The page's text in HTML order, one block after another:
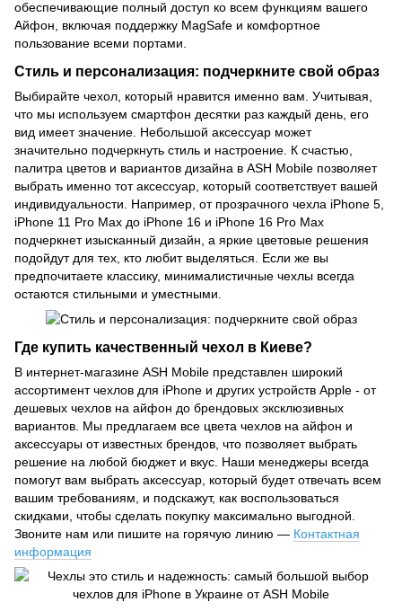
обеспечивающие полный доступ ко всем функциям вашего
Айфон, включая поддержку MagSafe и комфортное
пользование всеми портами.
Стиль и персонализация: подчеркните свой образ
Выбирайте чехол, который нравится именно вам. Учитывая,
что мы используем смартфон десятки раз каждый день, его
вид имеет значение. Небольшой аксессуар может
значительно подчеркнуть стиль и настроение. К счастью,
палитра цветов и вариантов дизайна в ASH Mobile позволяет
выбрать именно тот аксессуар, который соответствует вашей
индивидуальности. Например, от прозрачного чехла iPhone 5,
iPhone 11 Pro Max до iPhone 16 и iPhone 16 Pro Max
подчеркнет изысканный дизайн, а яркие цветовые решения
подойдут для тех, кто любит выделяться. Если же вы
предпочитаете классику, минималистичные чехлы всегда
остаются стильными и уместными.
Где купить качественный чехол в Киеве?
В интернет-магазине ASH Mobile представлен широкий
ассортимент чехлов для iPhone и других устройств Apple - от
дешевых чехлов на айфон до брендовых эксклюзивных
вариантов. Мы предлагаем все цвета чехлов на айфон и
аксессуары от известных брендов, что позволяет выбрать
решение на любой бюджет и вкус. Наши менеджеры всегда
помогут вам выбрать аксессуар, который будет отвечать всем
вашим требованиям, и подскажут, как воспользоваться
скидками, чтобы сделать покупку максимально выгодной.
Звоните нам или пишите на горячую линию — Контактная
информация